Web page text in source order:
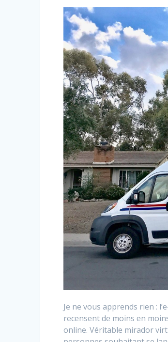
Je ne vous apprends rien :
recensent de moins en
online. Véritable mirador